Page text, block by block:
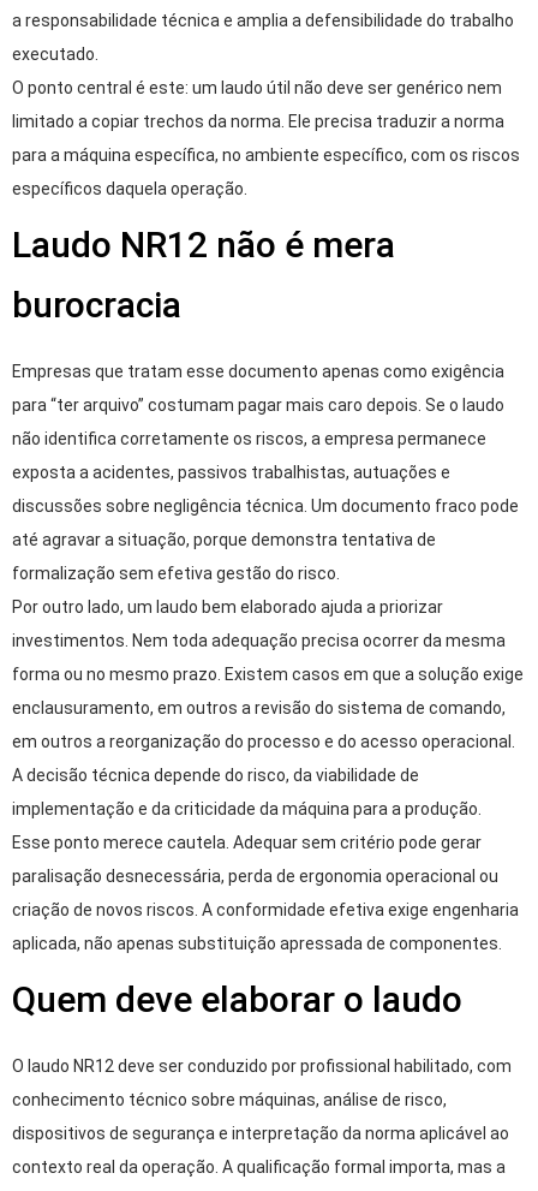
a responsabilidade técnica e amplia a defensibilidade do trabalho
executado.
O ponto central é este: um laudo útil não deve ser genérico nem
limitado a copiar trechos da norma. Ele precisa traduzir a norma
para a máquina específica, no ambiente específico, com os riscos
específicos daquela operação.
Laudo NR12 não é mera
burocracia
Empresas que tratam esse documento apenas como exigência
para “ter arquivo” costumam pagar mais caro depois. Se o laudo
não identifica corretamente os riscos, a empresa permanece
exposta a acidentes, passivos trabalhistas, autuações e
discussões sobre negligência técnica. Um documento fraco pode
até agravar a situação, porque demonstra tentativa de
formalização sem efetiva gestão do risco.
Por outro lado, um laudo bem elaborado ajuda a priorizar
investimentos. Nem toda adequação precisa ocorrer da mesma
forma ou no mesmo prazo. Existem casos em que a solução exige
enclausuramento, em outros a revisão do sistema de comando,
em outros a reorganização do processo e do acesso operacional.
A decisão técnica depende do risco, da viabilidade de
implementação e da criticidade da máquina para a produção.
Esse ponto merece cautela. Adequar sem critério pode gerar
paralisação desnecessária, perda de ergonomia operacional ou
criação de novos riscos. A conformidade efetiva exige engenharia
aplicada, não apenas substituição apressada de componentes.
Quem deve elaborar o laudo
O laudo NR12 deve ser conduzido por profissional habilitado, com
conhecimento técnico sobre máquinas, análise de risco,
dispositivos de segurança e interpretação da norma aplicável ao
contexto real da operação. A qualificação formal importa, mas a